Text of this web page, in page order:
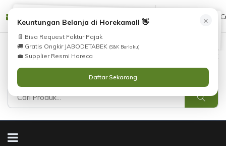
(021) 38783380 08551688000
Masuk
×
Keuntungan Belanja di Horekamall 👋
📄 Bisa Request Faktur Pajak
🚚 Gratis Ongkir JABODETABEK (S&K Berlaku)
💼 Supplier Resmi Horeca
Daftar Sekarang
i
Silahkan lihatKatalog
Hubungi Kami